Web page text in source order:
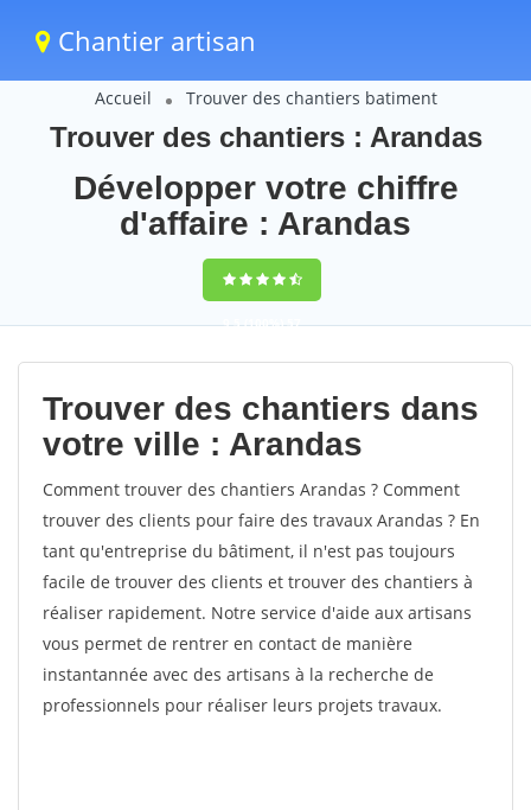
Chantier artisan
Accueil Trouver des chantiers batiment
Trouver des chantiers : Arandas
Développer votre chiffre
d'affaire : Arandas
9,5(100%)57
votes
Trouver des chantiers dans
votre ville : Arandas
Comment trouver des chantiers Arandas ? Comment
trouver des clients pour faire des travaux Arandas ? En
tant qu'entreprise du bâtiment, il n'est pas toujours
facile de trouver des clients et trouver des chantiers à
réaliser rapidement. Notre service d'aide aux artisans
vous permet de rentrer en contact de manière
instantannée avec des artisans à la recherche de
professionnels pour réaliser leurs projets travaux.